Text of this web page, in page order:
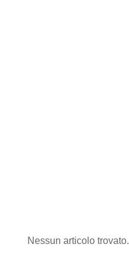
Nessun articolo trovato.